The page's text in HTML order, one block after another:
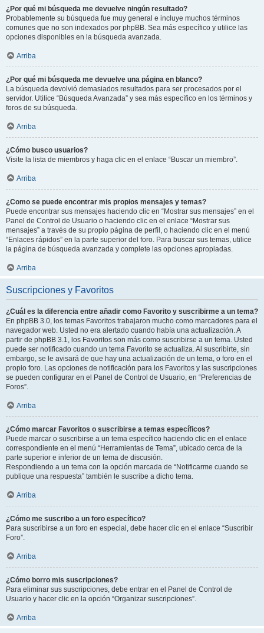
¿Por qué mi búsqueda me devuelve ningún resultado?
Probablemente su búsqueda fue muy general e incluye muchos términos
comunes que no son indexados por phpBB. Sea más específico y utilice las
opciones disponibles en la búsqueda avanzada.
Arriba
¿Por qué mi búsqueda me devuelve una página en blanco?
La búsqueda devolvió demasiados resultados para ser procesados por el
servidor. Utilice “Búsqueda Avanzada” y sea más específico en los términos y
foros de su búsqueda.
Arriba
¿Cómo busco usuarios?
Visite la lista de miembros y haga clic en el enlace “Buscar un miembro”.
Arriba
¿Como se puede encontrar mis propios mensajes y temas?
Puede encontrar sus mensajes haciendo clic en “Mostrar sus mensajes” en el
Panel de Control de Usuario o haciendo clic en el enlace “Mostrar sus
mensajes” a través de su propio página de perfil, o haciendo clic en el menú
“Enlaces rápidos” en la parte superior del foro. Para buscar sus temas, utilice
la página de búsqueda avanzada y complete las opciones apropiadas.
Arriba
Suscripciones y Favoritos
¿Cuál es la diferencia entre añadir como Favorito y suscribirme a un tema?
En phpBB 3.0, los temas Favoritos trabajaron mucho como marcadores para el
navegador web. Usted no era alertado cuando había una actualización. A
partir de phpBB 3.1, los Favoritos son más como suscribirse a un tema. Usted
puede ser notificado cuando un tema Favorito se actualiza. Al suscribirte, sin
embargo, se le avisará de que hay una actualización de un tema, o foro en el
propio foro. Las opciones de notificación para los Favoritos y las suscripciones
se pueden configurar en el Panel de Control de Usuario, en “Preferencias de
Foros”.
Arriba
¿Cómo marcar Favoritos o suscribirse a temas específicos?
Puede marcar o suscribirse a un tema específico haciendo clic en el enlace
correspondiente en el menú “Herramientas de Tema”, ubicado cerca de la
parte superior e inferior de un tema de discusión.
Respondiendo a un tema con la opción marcada de “Notificarme cuando se
publique una respuesta” también le suscribe a dicho tema.
Arriba
¿Cómo me suscribo a un foro específico?
Para suscribirse a un foro en especial, debe hacer clic en el enlace “Suscribir
Foro”.
Arriba
¿Cómo borro mis suscripciones?
Para eliminar sus suscripciones, debe entrar en el Panel de Control de
Usuario y hacer clic en la opción “Organizar suscripciones”.
Arriba